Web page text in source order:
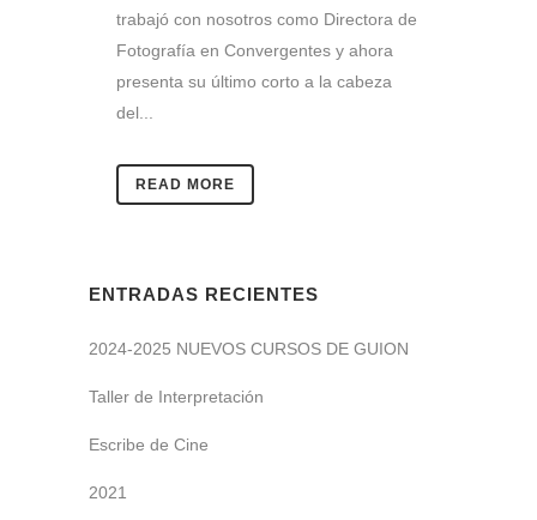
trabajó con nosotros como Directora de
Fotografía en Convergentes y ahora
presenta su último corto a la cabeza
del...
READ MORE
ENTRADAS RECIENTES
2024-2025 NUEVOS CURSOS DE GUION
Taller de Interpretación
Escribe de Cine
2021